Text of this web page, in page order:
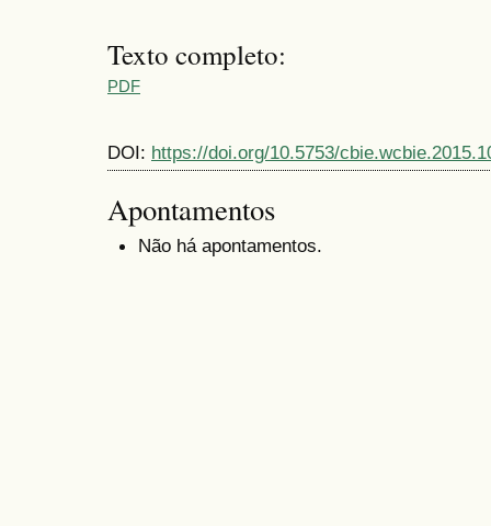
Texto completo:
PDF
DOI: https://doi.org/10.5753/
Apontamentos
Não há apontamentos.